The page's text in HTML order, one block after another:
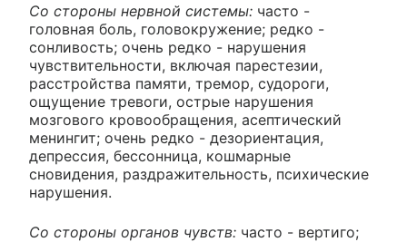
Со стороны нервной системы: часто -
головная боль, головокружение; редко -
сонливость; очень редко - нарушения
чувствительности, включая парестезии,
расстройства памяти, тремор, судороги,
ощущение тревоги, острые нарушения
мозгового кровообращения, асептический
менингит; очень редко - дезориентация,
депрессия, бессонница, кошмарные
сновидения, раздражительность, психические
нарушения.
Со стороны органов чувств: часто - вертиго;